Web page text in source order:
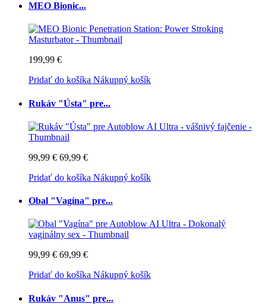
MEO Bionic...
199,99 €
Pridať do košíka Nákupný košík
Rukáv "Ústa" pre...
99,99 € 69,99 €
Pridať do košíka Nákupný košík
Obal "Vagína" pre...
99,99 € 69,99 €
Pridať do košíka Nákupný košík
Rukáv "Anus" pre...